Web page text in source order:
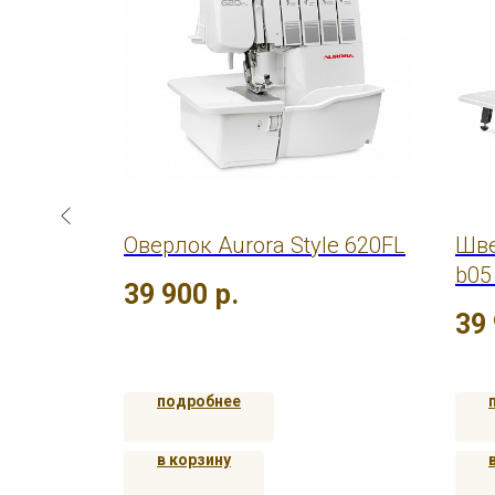
Оверлок Aurora Style 620FL
39 900 р.
подробнее
в корзину
39